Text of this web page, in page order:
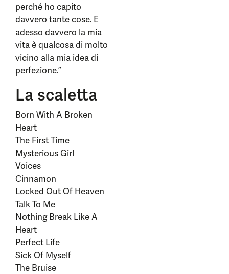
perché ho capito
davvero tante cose. E
adesso davvero la mia
vita è qualcosa di molto
vicino alla mia idea di
perfezione.”
La scaletta
Born With A Broken
Heart
The First Time
Mysterious Girl
Voices
Cinnamon
Locked Out Of Heaven
Talk To Me
Nothing Break Like A
Heart
Perfect Life
Sick Of Myself
The Bruise